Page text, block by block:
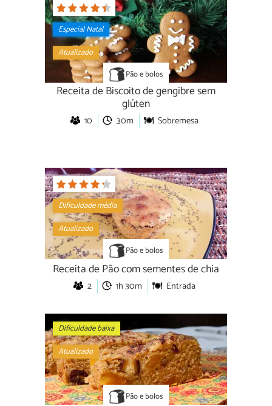
Especial Natal
Atualizado
Pão e bolos
Receita de Biscoito de gengibre sem
glúten
10 30m Sobremesa
Dificuldade média
Atualizado
Pão e bolos
Receita de Pão com sementes de chia
2 1h 30m Entrada
Dificuldade baixa
Atualizado
Pão e bolos